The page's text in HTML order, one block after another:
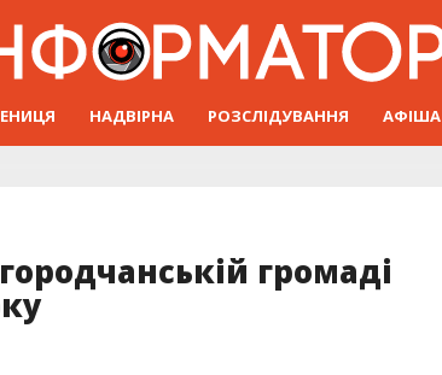
НАДВІРНА РОЗСЛІДУВАННЯ АФІША
громаді